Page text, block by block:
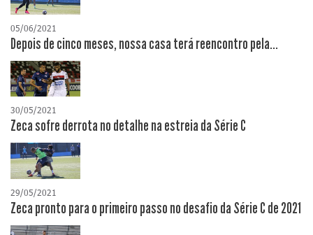
05/06/2021
Depois de cinco meses, nossa casa terá reencontro pela...
30/05/2021
Zeca sofre derrota no detalhe na estreia da Série C
29/05/2021
Zeca pronto para o primeiro passo no desafio da Série C de 2021